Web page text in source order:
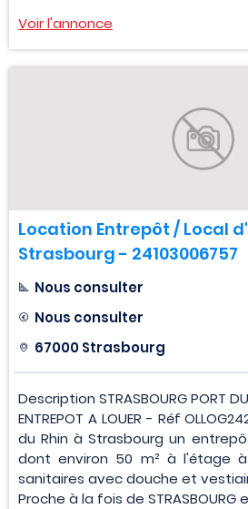
Voir l'annonce
Location Entrepôt / Local
Strasbourg - 24103006757
Nous consulter
Nous consulter
67000 Strasbourg
Description STRASBOURG PORT
ENTREPOT A LOUER - Réf
du Rhin à Strasbourg un
dont environ 50 m² à l'étage
sanitaires avec douche et
Proche à la fois de STRASBOURG